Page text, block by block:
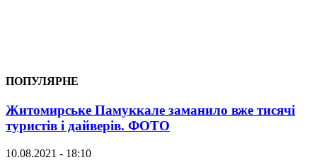
ПОПУЛЯРНЕ
Житомирське Памуккале заманило вже тисячі
туристів і дайверів. ФОТО
10.08.2021 - 18:10